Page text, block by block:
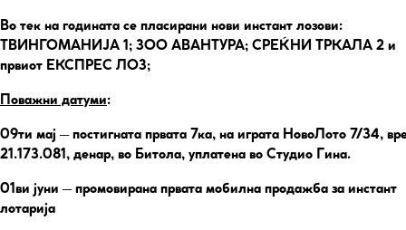
Во тек на годината се пласирани нови инстант лозови:
ТВИНГОМАНИЈА 1; ЗОО АВАНТУРА; СРЕЌНИ ТРКАЛА 2 и
првиот ЕКСПРЕС ЛОЗ;
Поважни датуми:
09ти мај– постигната првата 7ка, на играта НовоЛото 7/34,
21.173.081, денар, во Битола, уплатена во Студио Гина.
01ви јуни– промовирана првата мобилна продажба за инстант
лотарија